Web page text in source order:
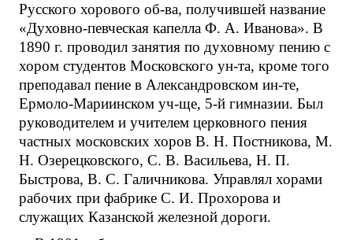
Русского хорового об-ва, получившей название
«Духовно-певческая капелла Ф. А. Иванова». В
1890 г. проводил занятия по духовному пению с
хором студентов Московского ун-та, кроме того
преподавал пение в Александровском ин-те,
Ермоло-Мариинском уч-ще, 5-й гимназии. Был
руководителем и учителем церковного пения
частных московских хоров В. Н. Постникова, М.
Н. Озерецковского, С. В. Васильева, Н. П.
Быстрова, В. С. Галичникова. Управлял хорами
рабочих при фабрике С. И. Прохорова и
служащих Казанской железной дороги.